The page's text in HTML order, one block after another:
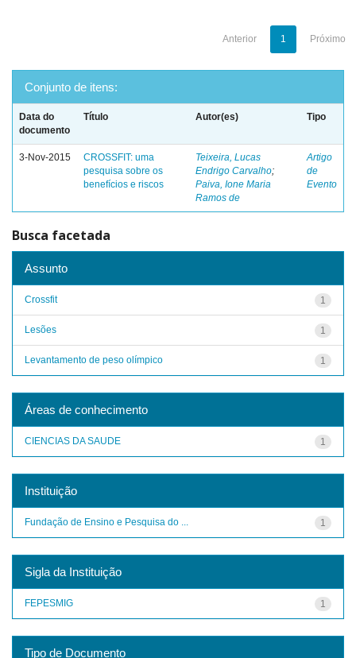
Anterior 1 Próximo
Conjunto de itens:
Data do
documento
Título Autor(es) Tipo
3-Nov-2015
CROSSFIT: uma
pesquisa sobre os
benefícios e riscos
Teixeira, Lucas
Endrigo Carvalho;
Paiva, Ione Maria
Ramos de
Artigo
de
Evento
Busca facetada
Assunto
1
Crossfit
1
Lesões
1
Levantamento de peso olímpico
Áreas de conhecimento
1
CIENCIAS DA SAUDE
Instituição
1
Fundação de Ensino e Pesquisa do ...
Sigla da Instituição
1
FEPESMIG
Tipo de Documento